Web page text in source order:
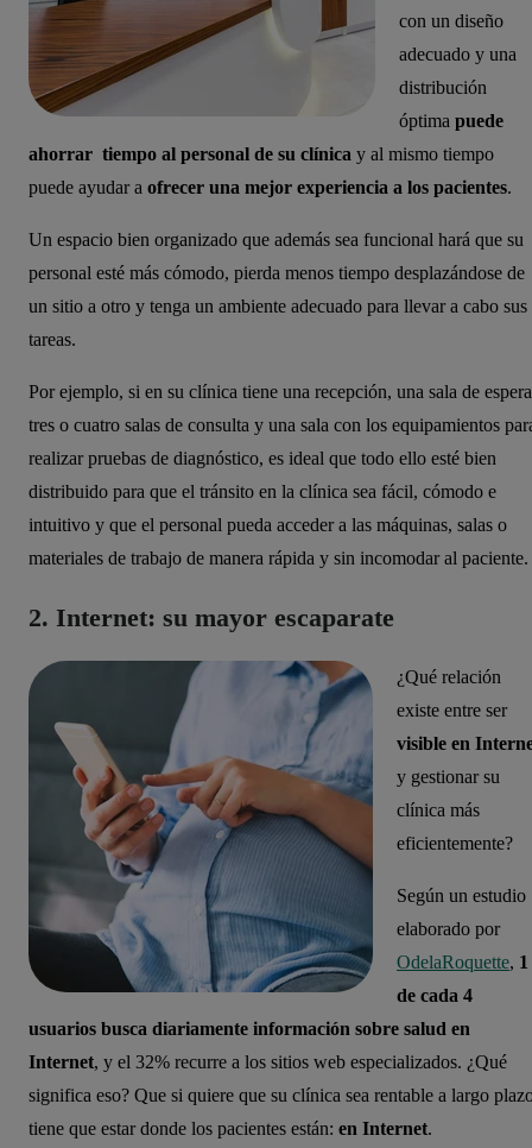
con un diseño
adecuado y una
distribución
óptima puede
ahorrar tiempo al personal de su clínica y al mismo tiempo
puede ayudar a ofrecer una mejor experiencia a los pacientes.
Un espacio bien organizado que además sea funcional hará que su
personal esté más cómodo, pierda menos tiempo desplazándose de
un sitio a otro y tenga un ambiente adecuado para llevar a cabo sus
tareas.
Por ejemplo, si en su clínica tiene una recepción, una sala de
tres o cuatro salas de consulta y una sala con los equipamientos
realizar pruebas de diagnóstico, es ideal que todo ello esté bien
distribuido para que el tránsito en la clínica sea fácil, cómodo e
intuitivo y que el personal pueda acceder a las máquinas, salas o
materiales de trabajo de manera rápida y sin incomodar al paciente.
2. Internet: su mayor escaparate
¿Qué relación
existe entre ser
visible en
y gestionar su
clínica más
eficientemente?
Según un estudio
elaborado por
OdelaRoquette, 1
de cada 4
usuarios busca diariamente información sobre salud en
Internet, y el 32% recurre a los sitios web especializados. ¿Qué
significa eso? Que si quiere que su clínica sea rentable a largo
tiene que estar donde los pacientes están: en Internet.